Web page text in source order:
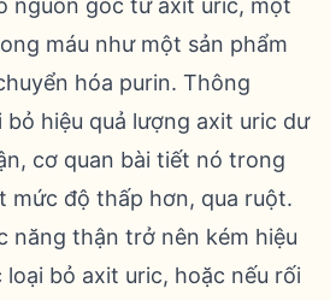
nguồn gốc từ axit uric, một
máu như một sản phẩm
hóa purin. Thông
hiệu quả lượng axit uric dư
cơ quan bài tiết nó trong
mức độ thấp hơn, qua ruột.
năng thận trở nên kém hiệu
bỏ axit uric, hoặc nếu rối